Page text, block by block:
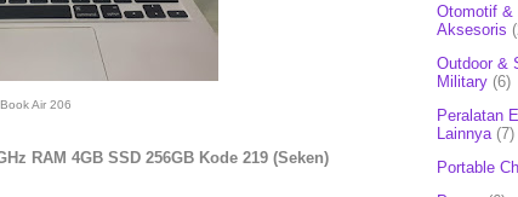
Air 206
RAM 4GB SSD 256GB Kode 219 (Seken)
Otomotif &
Aksesoris
Outdoor &
Military (6)
Peralatan
Lainnya (7)
Portable